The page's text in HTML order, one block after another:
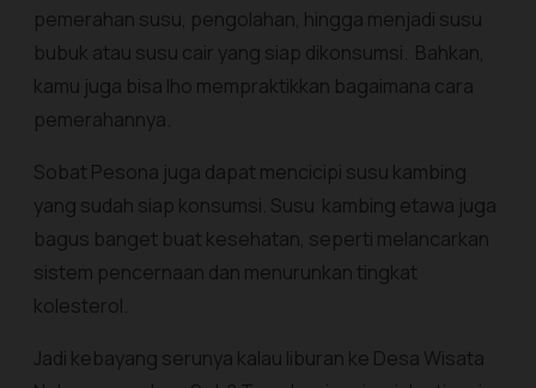
pemerahan susu, pengolahan, hingga menjadi susu
bubuk atau susu cair yang siap dikonsumsi. Bahkan,
kamu juga bisa lho mempraktikkan bagaimana cara
pemerahannya.
Sobat Pesona juga dapat mencicipi susu kambing
yang sudah siap konsumsi. Susu kambing etawa juga
bagus banget buat kesehatan, seperti melancarkan
sistem pencernaan dan menurunkan tingkat
kolesterol.
Jadi kebayang serunya kalau liburan ke Desa Wisata